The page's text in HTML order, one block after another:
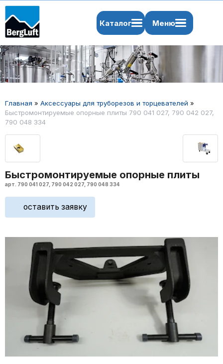
Каталог Меню
Главная » Аксессуары для труборезов и торцевателей »
Быстромонтируемые опорные плиты 790 041 027, 790 042 027,
790 048 334
Быстромонтируемые опорные плиты
арт. 790 041 027, 790 042 027, 790 048 334
оставить заявку